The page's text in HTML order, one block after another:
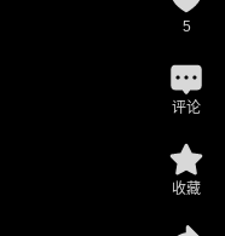
5
评论
收藏